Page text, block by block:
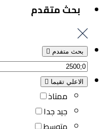
بحث متقدم
بحث متفدم
الاعلي تقيما
ممتاذ
جيد جدا